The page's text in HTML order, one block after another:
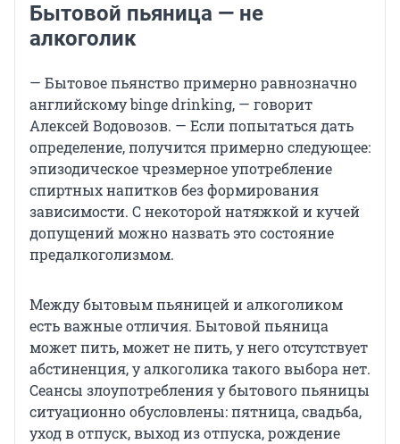
Бытовой пьяница — не
алкоголик
— Бытовое пьянство примерно равнозначно
английскому binge drinking, — говорит
Алексей Водовозов. — Если попытаться дать
определение, получится примерно следующее:
эпизодическое чрезмерное употребление
спиртных напитков без формирования
зависимости. С некоторой натяжкой и кучей
допущений можно назвать это состояние
предалкоголизмом.
Между бытовым пьяницей и алкоголиком
есть важные отличия. Бытовой пьяница
может пить, может не пить, у него отсутствует
абстиненция, у алкоголика такого выбора нет.
Сеансы злоупотребления у бытового пьяницы
ситуационно обусловлены: пятница, свадьба,
уход в отпуск, выход из отпуска, рождение